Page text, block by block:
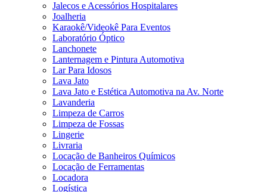
Jalecos e Acessórios Hospitalares
Joalheria
Karaokê/Videokê Para Eventos
Laboratório Óptico
Lanchonete
Lanternagem e Pintura Automotiva
Lar Para Idosos
Lava Jato
Lava Jato e Estética Automotiva na Av. Norte
Lavanderia
Limpeza de Carros
Limpeza de Fossas
Lingerie
Livraria
Locação de Banheiros Químicos
Locação de Ferramentas
Locadora
Logística